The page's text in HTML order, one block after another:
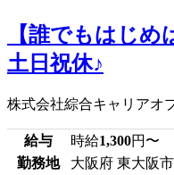
【誰でもはじ
土日祝休♪
株式会社綜合キャリアオ
給与 時給1,300円〜
勤務地
大阪府 東大阪市